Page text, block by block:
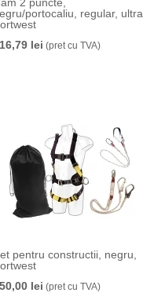
portocaliu, regular, ultra,
lei (pret cu TVA)
pentru constructii, negru,
lei (pret cu TVA)